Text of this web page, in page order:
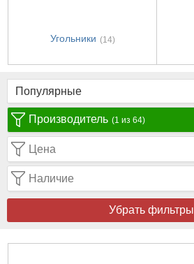
Угольники (14)
Производитель (1 из 64)
Цена
Наличие
Убрать фильтры